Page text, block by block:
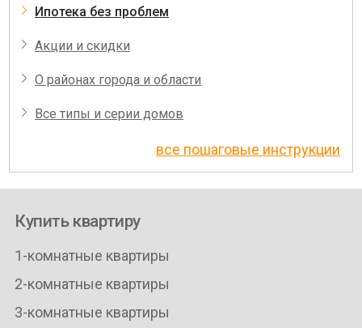
Ипотека без проблем
Акции и скидки
О районах города и области
Все типы и серии домов
все пошаговые инструкции
Купить квартиру
1-комнатные квартиры
2-комнатные квартиры
3-комнатные квартиры